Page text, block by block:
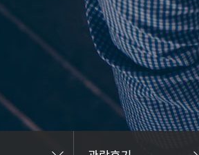
오시는길
건립비전 및 지
신발훈련센터
센터안내
장비 및 시설